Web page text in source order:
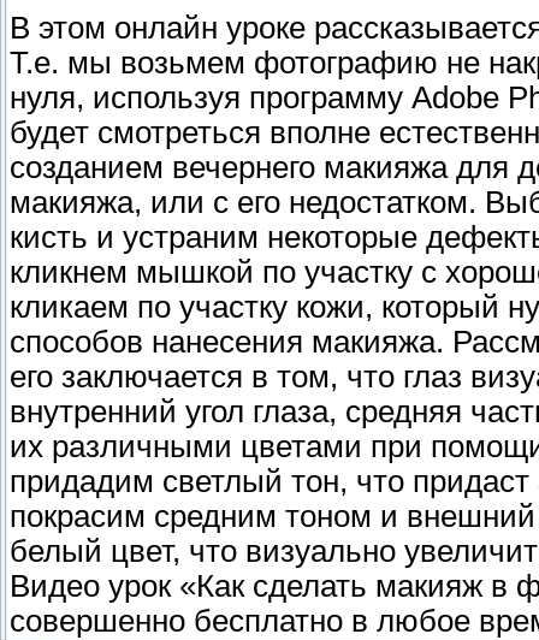
В этом онлайн уроке
Т.е. мы возьмем фотографию не
нуля, используя программу Adobe
будет смотреться вполне
созданием вечернего макияжа для
макияжа, или с его недостатком.
кисть и устраним некоторые
кликнем мышкой по участку с
кликаем по участку кожи, который
способов нанесения макияжа.
его заключается в том, что глаз
внутренний угол глаза, средняя
их различными цветами при
придадим светлый тон, что
покрасим средним тоном и
белый цвет, что визуально
Видео урок «Как сделать макияж в
совершенно бесплатно в любое